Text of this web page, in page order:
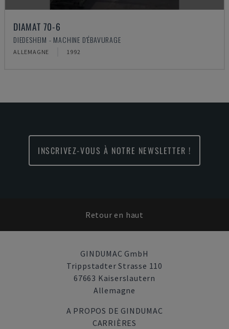
DIAMAT 70-6
DIEDESHEIM - MACHINE D'ÉBAVURAGE
ALLEMAGNE 1992
INSCRIVEZ-VOUS À NOTRE NEWSLETTER !
Retour en haut
GINDUMAC GmbH
Trippstadter Strasse 110
67663 Kaiserslautern
Allemagne
A PROPOS DE GINDUMAC
CARRIÈRES